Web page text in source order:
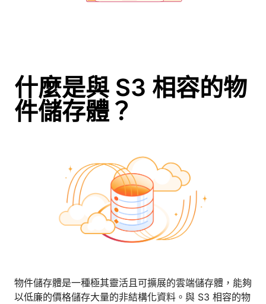
什麼是與 S3 相容的物
件儲存體？
物件儲存體是一種極其靈活且可擴展的雲端儲存體，能夠
以低廉的價格儲存大量的非結構化資料。與 S3 相容的物